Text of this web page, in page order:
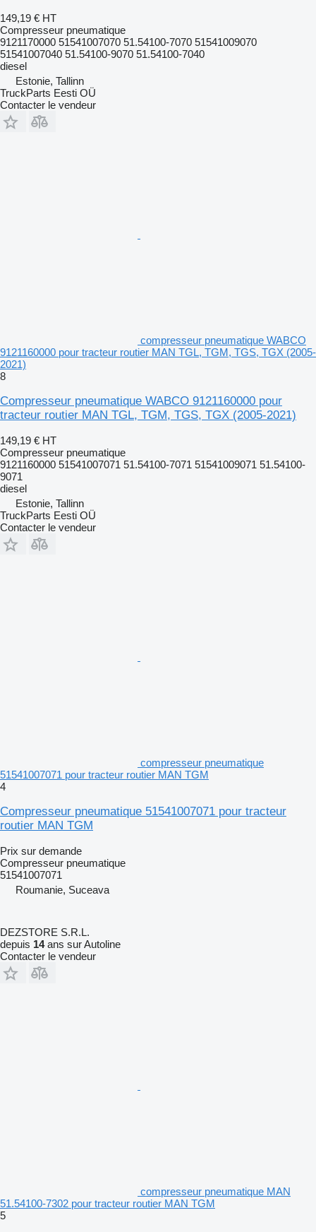
149,19 € HT
Compresseur pneumatique
9121170000 51541007070 51.54100-7070 51541009070
51541007040 51.54100-9070 51.54100-7040
diesel
Estonie, Tallinn
TruckParts Eesti OÜ
Contacter le vendeur
compresseur pneumatique WABCO
9121160000 pour tracteur routier MAN TGL, TGM, TGS, TGX (2005-
2021)
8
Compresseur pneumatique WABCO 9121160000 pour
tracteur routier MAN TGL, TGM, TGS, TGX (2005-2021)
149,19 € HT
Compresseur pneumatique
9121160000 51541007071 51.54100-7071 51541009071 51.54100-
9071
diesel
Estonie, Tallinn
TruckParts Eesti OÜ
Contacter le vendeur
compresseur pneumatique
51541007071 pour tracteur routier MAN TGM
4
Compresseur pneumatique 51541007071 pour tracteur
routier MAN TGM
Prix sur demande
Compresseur pneumatique
51541007071
Roumanie, Suceava
DEZSTORE S.R.L.
depuis 14ans sur Autoline
Contacter le vendeur
compresseur pneumatique MAN
51.54100-7302 pour tracteur routier MAN TGM
5